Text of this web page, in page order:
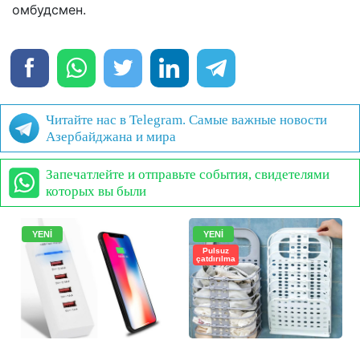
омбудсмен.
Читайте нас в Telegram. Самые важные новости
Азербайджана и мира
Запечатлейте и отправьте события, свидетелями
которых вы были